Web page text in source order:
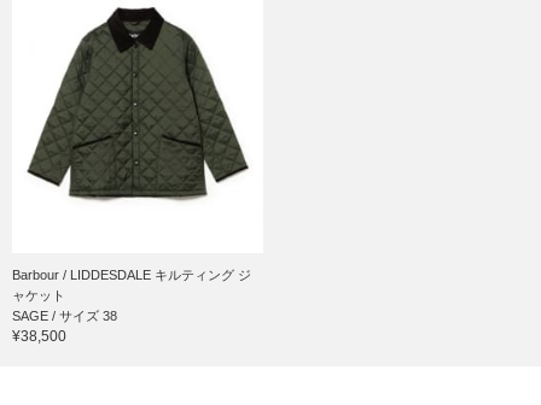
Barbour / LIDDESDALE キルティング ジ
ャケット
SAGE / サイズ 38
¥38,500